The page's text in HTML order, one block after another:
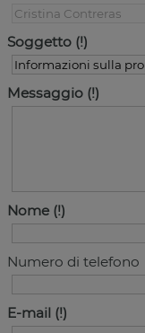
Soggetto
Messaggio
Nome
Numero di telefono
E-mail